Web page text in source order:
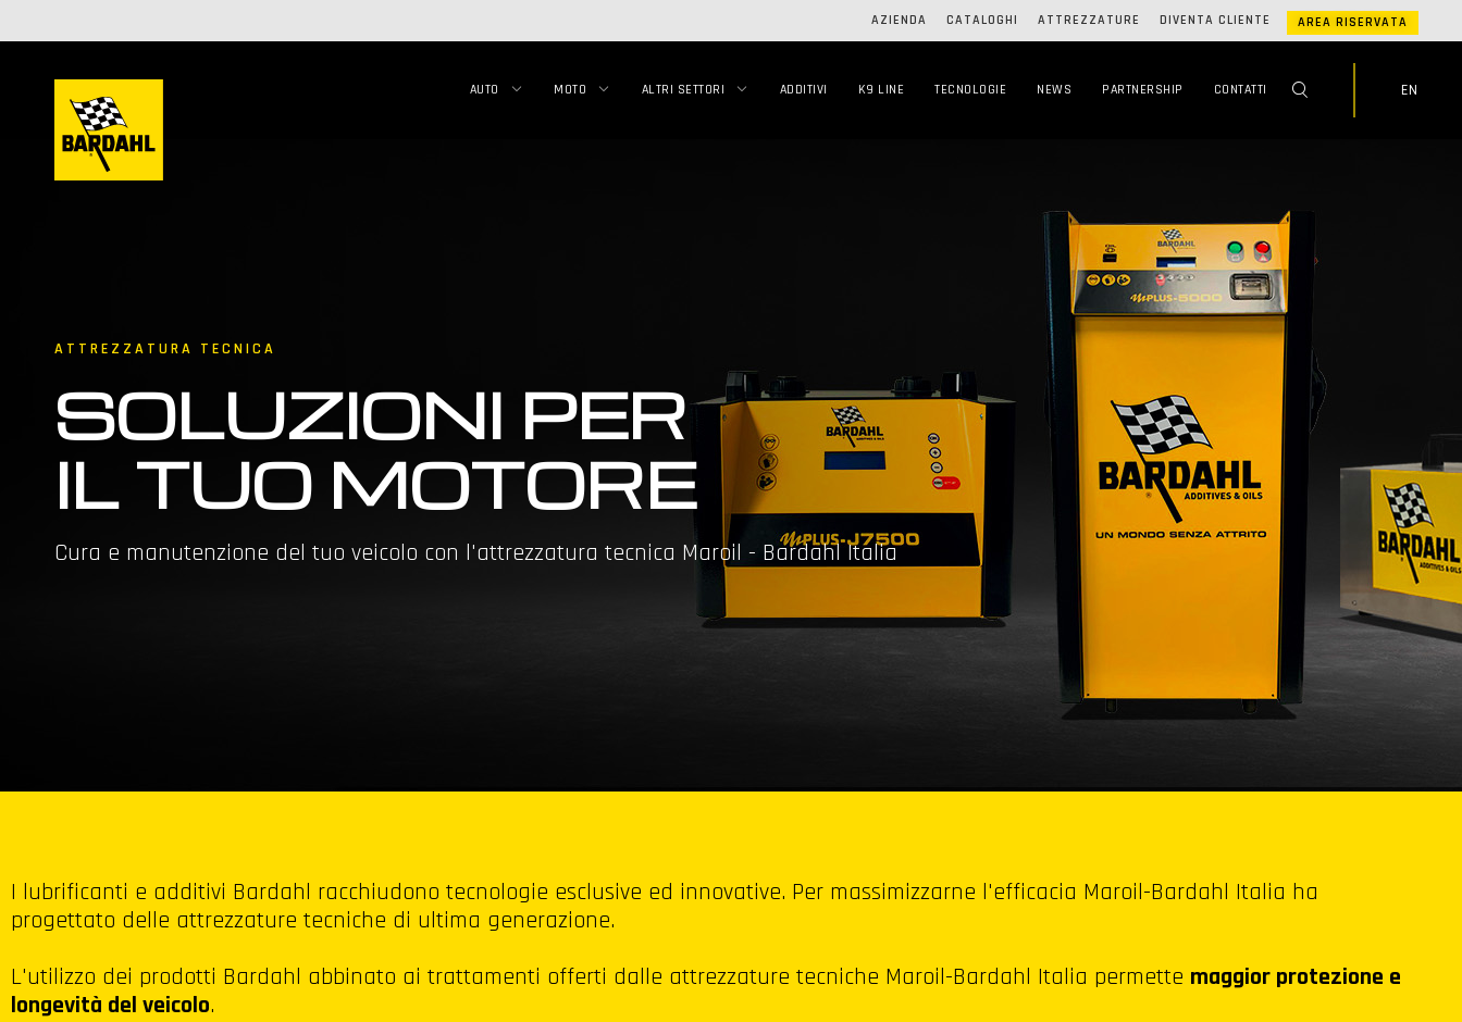
AZIENDA CATALOGHI ATTREZZATURE DIVENTA CLIENTE AREA RISERVATA
AUTO MOTO ALTRI SETTORI ADDITIVI K9 LINE TECNOLOGIE NEWS PARTNERSHIP CONTATTI EN
ATTREZZATURA TECNICA
SOLUZIONI PER
IL TUO MOTORE
Cura e manutenzione del tuo veicolo con l'attrezzatura tecnica Maroil - Bardahl Italia
I lubrificanti e additivi Bardahl racchiudono tecnologie esclusive ed innovative. Per massimizzarne l'efficacia Maroil-Bardahl Italia ha
progettato delle attrezzature tecniche di ultima generazione.
L'utilizzo dei prodotti Bardahl abbinato ai trattamenti offerti dalle attrezzature tecniche Maroil-Bardahl Italia permette maggior protezione e
longevità del veicolo.